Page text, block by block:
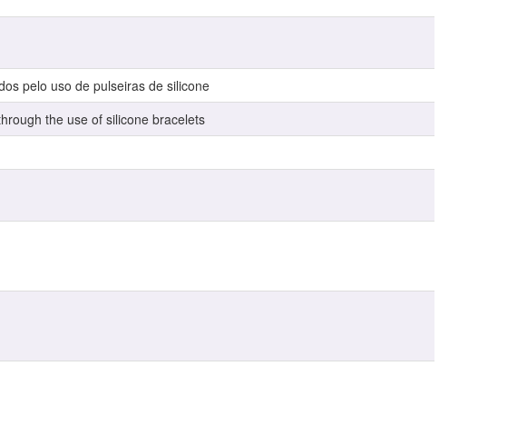
pelo uso de pulseiras de silicone
the use of silicone bracelets